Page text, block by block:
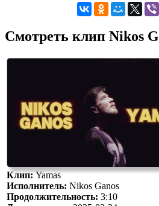
Смотреть клип Nikos
Клип:Yamas
Исполнитель: Nikos Ganos
Продолжительность: 3:10